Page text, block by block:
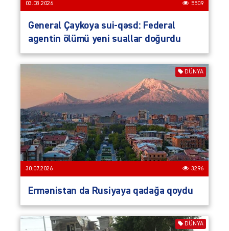
03.08.2026 5509
General Çaykoya sui-qəsd: Federal
agentin ölümü yeni suallar doğurdu
DÜNYA
30.07.2026 3296
Ermənistan da Rusiyaya qadağa qoydu
DÜNYA